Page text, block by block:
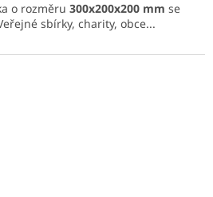
o rozměru 300x200x200 mm se
sbírky, charity, obce...